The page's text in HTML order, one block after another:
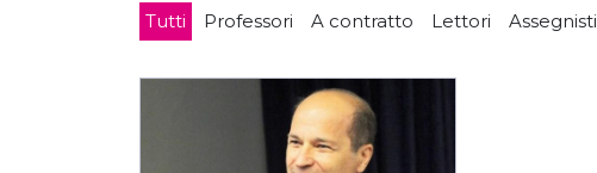
Tutti Professori A contratto Lettori Assegnisti